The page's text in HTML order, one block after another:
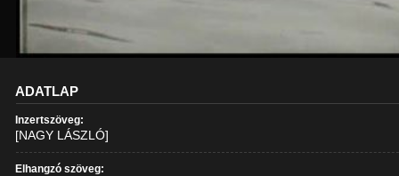
ADATLAP
Inzertszöveg:
[NAGY LÁSZLÓ]
Elhangzó szöveg: